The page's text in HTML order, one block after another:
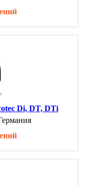
Di, DT, DTi